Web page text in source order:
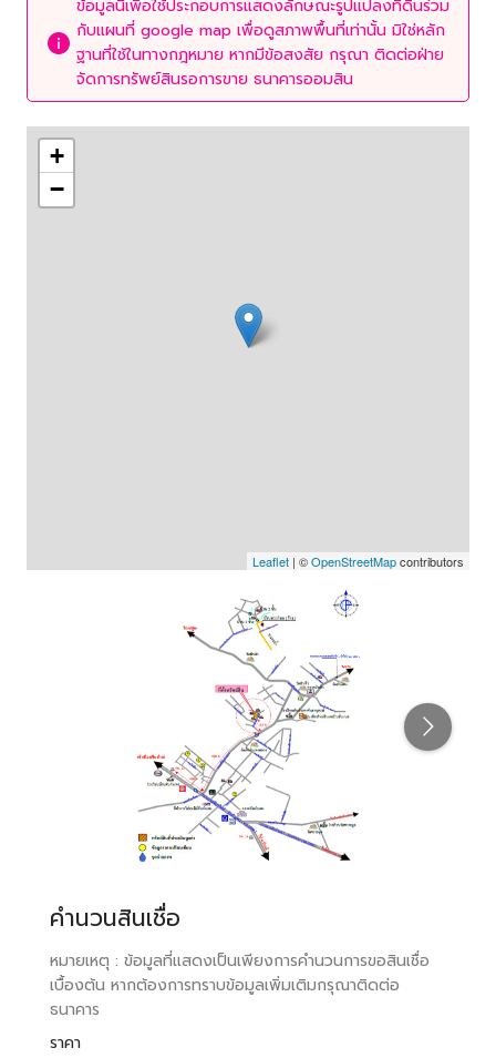
ข้อมูลนี้เพื่อใช้ประกอบการแสดงลักษณะรูปแปลงที่ดินร่วม
กับแผนที่ google map เพื่อดูสภาพพื้นที่เท่านั้น มิใช่หลัก
ฐานที่ใช้ในทางกฎหมาย หากมีข้อสงสัย กรุณา ติดต่อฝ่าย
จัดการทรัพย์สินรอการขาย ธนาคารออมสิน
+
−
Leaflet | ©OpenStreetMapcontributors
คำนวนสินเชื่อ
หมายเหตุ : ข้อมูลที่แสดงเป็นเพียงการคำนวนการขอสินเชื่อ
เบื้องต้น หากต้องการทราบข้อมูลเพิ่มเติมกรุณาติดต่อ
ธนาคาร
ราคา